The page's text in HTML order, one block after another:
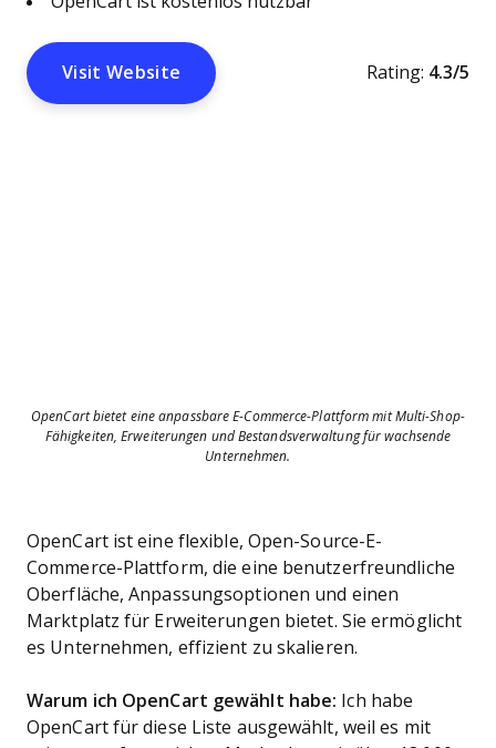
Visit Website Rating: 4.3/5
OpenCart bietet eine anpassbare E-Commerce-Plattform mit Multi-Shop-
Fähigkeiten, Erweiterungen und Bestandsverwaltung für wachsende
Unternehmen.
OpenCart ist eine flexible, Open-Source-E-
Commerce-Plattform, die eine benutzerfreundliche
Oberfläche, Anpassungsoptionen und einen
Marktplatz für Erweiterungen bietet. Sie ermöglicht
es Unternehmen, effizient zu skalieren.
Warum ich OpenCart gewählt habe: Ich habe
OpenCart für diese Liste ausgewählt, weil es mit